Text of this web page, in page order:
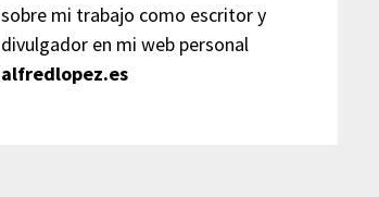
sobre mi trabajo como escritor y
divulgador en mi web personal
alfredlopez.es